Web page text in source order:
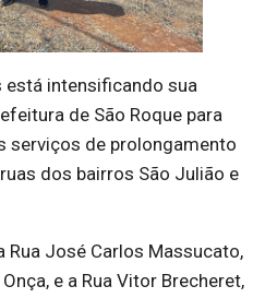
está intensificando sua
de São Roque para
serviços de prolongamento
dos bairros São Julião e
Rua José Carlos Massucato,
e a Rua Vitor Brecheret,